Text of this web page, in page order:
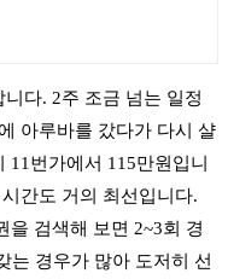
다. 2주 조금 넘는 일정
아루바를 갔다가 다시 샬
번가에서 115만원입니
간도 거의 최선입니다.
을 검색해 보면 2~3회 경
는 경우가 많아 도저히 선